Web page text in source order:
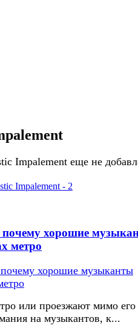
Impalement еще не
почему хорошие
метро
или проезжают мимо его
на музыкантов, к...